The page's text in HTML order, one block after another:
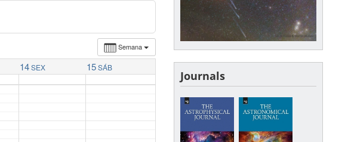
Semana
14 SEX 15 SÁB
Journals